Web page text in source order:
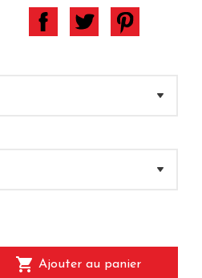
shopping_cart Ajouter au panier